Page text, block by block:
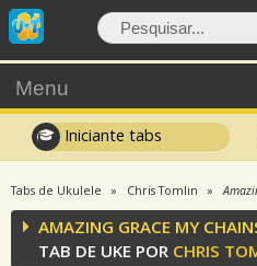
Menu
Iniciante tabs
Tabs de Ukulele Chris Tomlin
AMAZING GRACE MY
TAB DE UKE POR CHRIS